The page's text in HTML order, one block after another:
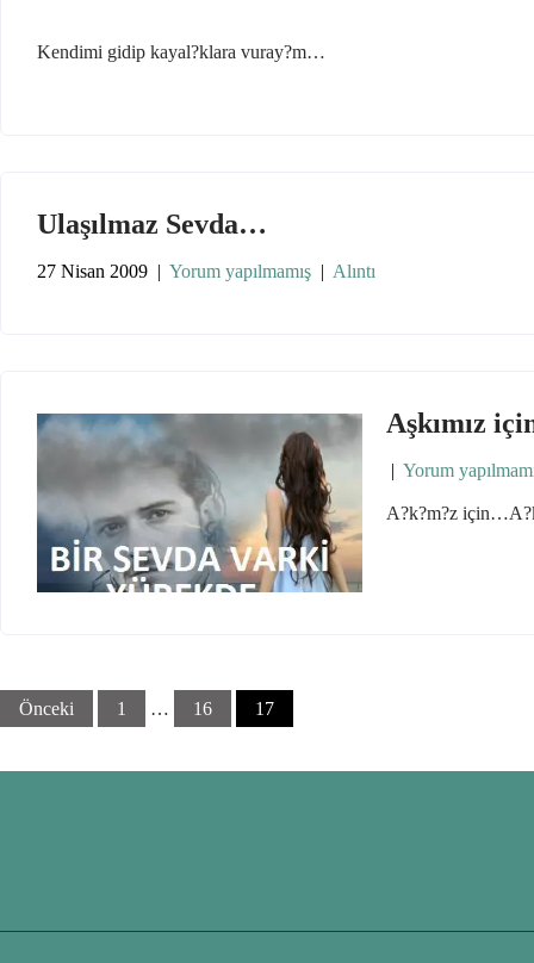
Kendimi gidip kayal?klara vuray?m…
Ulaşılmaz Sevda…
27 Nisan 2009 | Yorum yapılmamış | Alıntı
Aşkımız
| Yorum
A?k?m?z
Yazı
sayfalaması
Önceki 1 … 16 17